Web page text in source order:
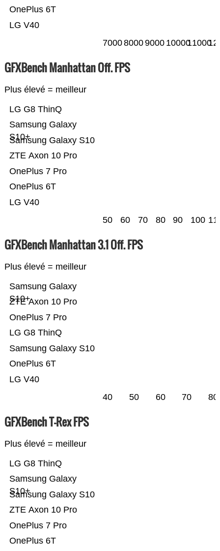
LG V40
OnePlus 6T
700080009000 1000011000
GFXBench Manhattan Off. FPS
Plus élevé = meilleur
LG V40
OnePlus 6T
OnePlus 7 Pro
ZTE Axon 10 Pro
Samsung Galaxy S10
Samsung Galaxy
S10+
LG G8 ThinQ
50 60 70 80 90 100
GFXBench Manhattan 3.1 Off. FPS
Plus élevé = meilleur
LG V40
OnePlus 6T
Samsung Galaxy S10
LG G8 ThinQ
OnePlus 7 Pro
ZTE Axon 10 Pro
Samsung Galaxy
S10+
40 50 60 70 80
GFXBench T-Rex FPS
Plus élevé = meilleur
OnePlus 6T
OnePlus 7 Pro
ZTE Axon 10 Pro
Samsung Galaxy S10
Samsung Galaxy
S10+
LG G8 ThinQ